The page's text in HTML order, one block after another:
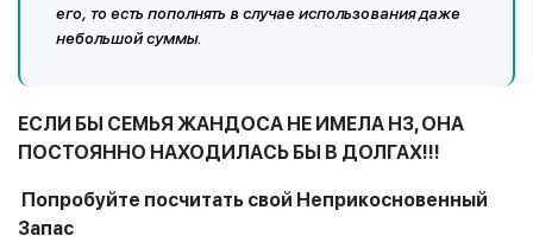
его, то есть пополнять в случае использования даже
небольшой суммы.
ЕСЛИ БЫ СЕМЬЯ ЖАНДОСА НЕ ИМЕЛА НЗ, ОНА
ПОСТОЯННО НАХОДИЛАСЬ БЫ В ДОЛГАХ!!!
Попробуйте посчитать свой Неприкосновенный
Запас